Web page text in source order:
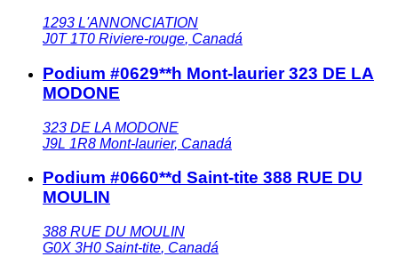
1293 L'ANNONCIATION
J0T 1T0 Riviere-rouge, Canadá
Podium #0629**h Mont-laurier 323 DE LA
MODONE
323 DE LA MODONE
J9L 1R8 Mont-laurier, Canadá
Podium #0660**d Saint-tite 388 RUE DU
MOULIN
388 RUE DU MOULIN
G0X 3H0 Saint-tite, Canadá